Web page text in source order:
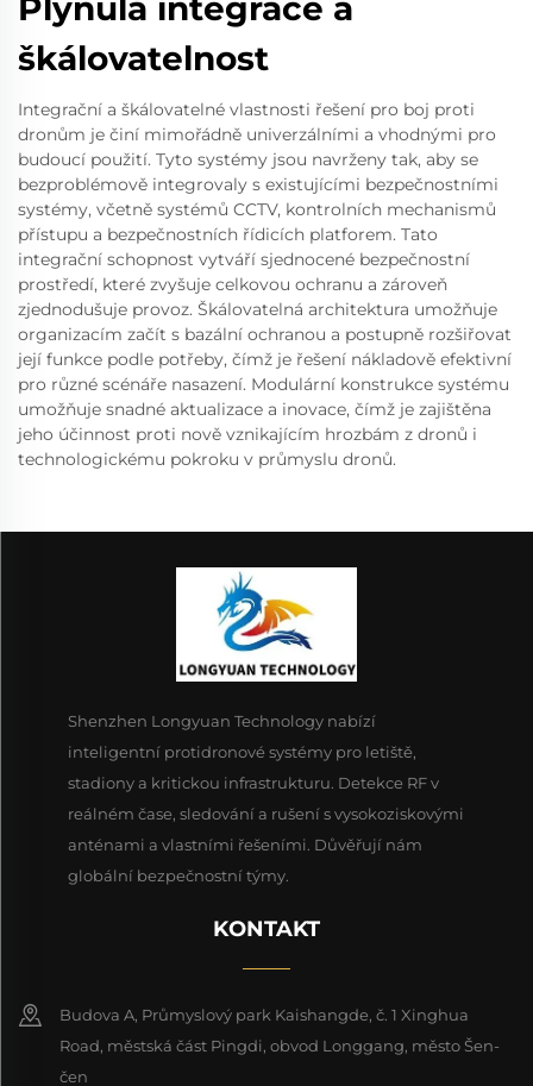
Plynulá integrace a
škálovatelnost
Integrační a škálovatelné vlastnosti řešení pro boj proti
dronům je činí mimořádně univerzálními a vhodnými pro
budoucí použití. Tyto systémy jsou navrženy tak, aby se
bezproblémově integrovaly s existujícími bezpečnostními
systémy, včetně systémů CCTV, kontrolních mechanismů
přístupu a bezpečnostních řídicích platforem. Tato
integrační schopnost vytváří sjednocené bezpečnostní
prostředí, které zvyšuje celkovou ochranu a zároveň
zjednodušuje provoz. Škálovatelná architektura umožňuje
organizacím začít s bazální ochranou a postupně rozšiřovat
její funkce podle potřeby, čímž je řešení nákladově efektivní
pro různé scénáře nasazení. Modulární konstrukce systému
umožňuje snadné aktualizace a inovace, čímž je zajištěna
jeho účinnost proti nově vznikajícím hrozbám z dronů i
technologickému pokroku v průmyslu dronů.
Shenzhen Longyuan Technology nabízí
inteligentní protidronové systémy pro letiště,
stadiony a kritickou infrastrukturu. Detekce RF v
reálném čase, sledování a rušení s vysokoziskovými
anténami a vlastními řešeními. Důvěřují nám
globální bezpečnostní týmy.
KONTAKT
Budova A, Průmyslový park Kaishangde, č. 1 Xinghua
Road, městská část Pingdi, obvod Longgang, město Šen-
čen